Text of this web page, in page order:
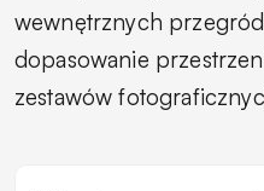
wewnętrznych
dopasowanie
zestawów